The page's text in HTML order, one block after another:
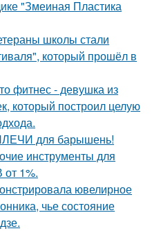
"Змеиная Пластика
школы стали
который прошёл в
фитнес - девушка из
который построил целую
для барышень!
инструменты для
от 1%.
ювелирное
чье состояние